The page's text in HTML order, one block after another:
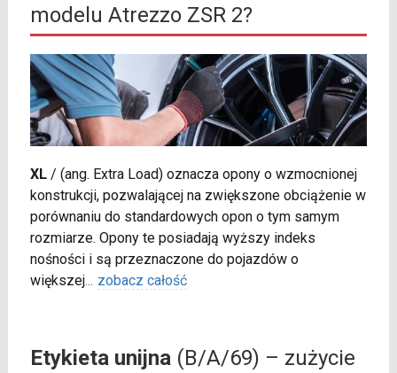
modelu Atrezzo ZSR 2?
XL/ (ang. Extra Load) oznacza opony o wzmocnionej
konstrukcji, pozwalającej na zwiększone obciążenie w
porównaniu do standardowych opon o tym samym
rozmiarze. Opony te posiadają wyższy indeks
nośności i są przeznaczone do pojazdów o
większej... zobacz całość
Etykieta unijna(B/A/69) – zużycie